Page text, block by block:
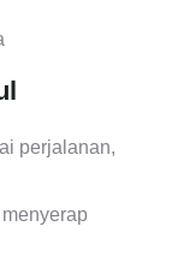
perjalanan,